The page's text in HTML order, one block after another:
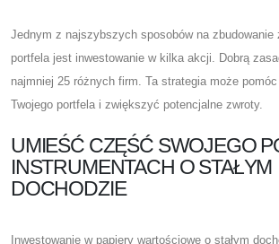
Jednym z najszybszych sposobów na zbudowanie
portfela jest inwestowanie w kilka akcji. Dobrą
najmniej 25 różnych firm. Ta strategia może
Twojego portfela i zwiększyć potencjalne zwroty.
UMIEŚĆ CZĘŚĆ SWOJEGO
INSTRUMENTACH O STAŁYM
DOCHODZIE
Inwestowanie w papiery wartościowe o stałym